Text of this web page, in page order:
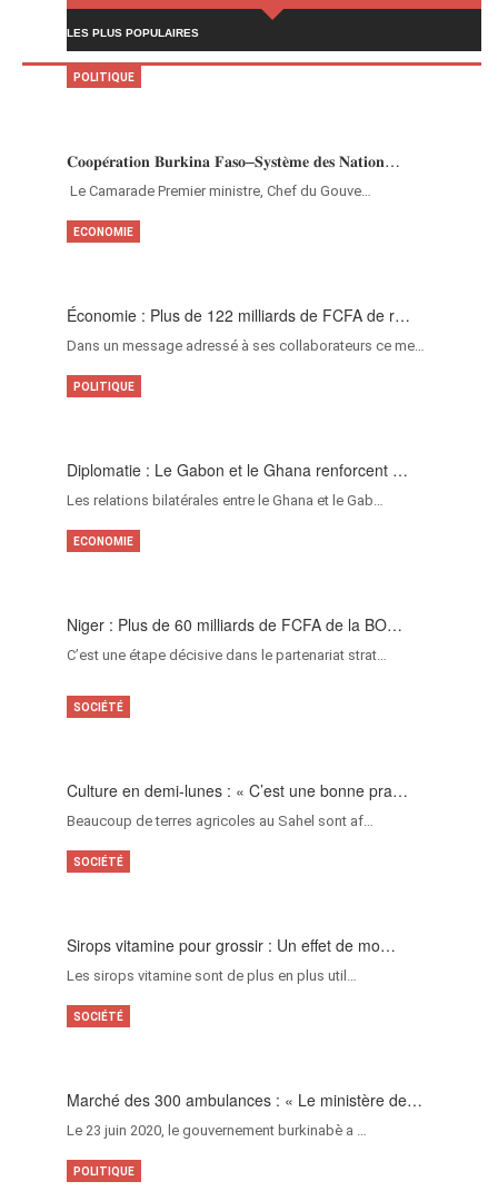
LES PLUS POPULAIRES
𝐂𝐨𝐨𝐩𝐞́𝐫𝐚𝐭𝐢𝐨𝐧 𝐁𝐮𝐫𝐤𝐢𝐧𝐚 𝐅𝐚𝐬𝐨–𝐒𝐲𝐬𝐭𝐞̀𝐦𝐞 𝐝𝐞𝐬 𝐍𝐚𝐭𝐢𝐨𝐧…
‎Le Camarade Premier ministre, Chef du Gouve…
POLITIQUE
Économie : Plus de 122 milliards de FCFA de r…
Dans un message adressé à ses collaborateurs ce me…
ECONOMIE
Diplomatie : Le Gabon et le Ghana renforcent …
Les relations bilatérales entre le Ghana et le Gab…
POLITIQUE
Niger : Plus de 60 milliards de FCFA de la BO…
C’est une étape décisive dans le partenariat strat…
ECONOMIE
Culture en demi-lunes : « C’est une bonne pra…
Beaucoup de terres agricoles au Sahel sont af…
SOCIÉTÉ
Sirops vitamine pour grossir : Un effet de mo…
Les sirops vitamine sont de plus en plus util…
SOCIÉTÉ
Marché des 300 ambulances : « Le ministère de…
Le 23 juin 2020, le gouvernement burkinabè a …
SOCIÉTÉ
POLITIQUE